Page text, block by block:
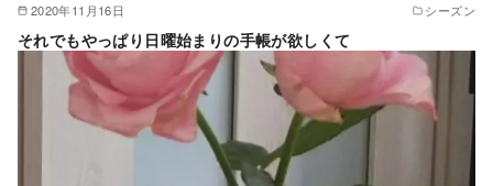
2020年11月16日 シーズン
それでもやっぱり日曜始まりの手帳が欲しくて